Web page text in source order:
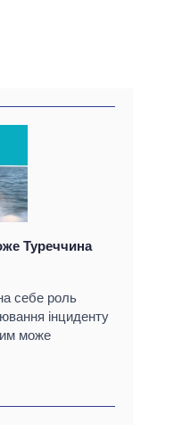
Туреччина
себе роль
інциденту
може